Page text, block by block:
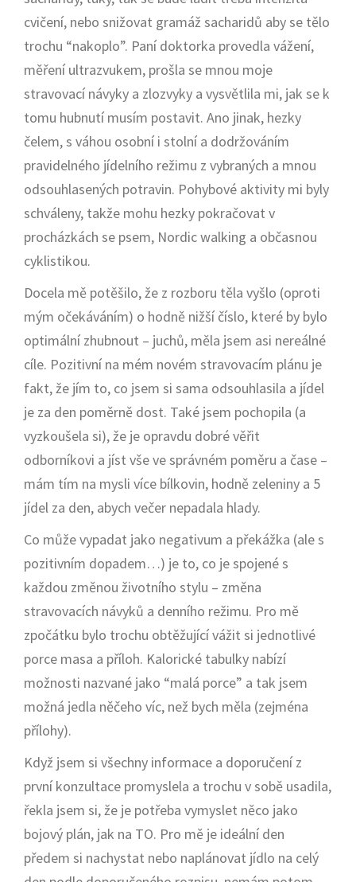
cvičení, nebo snižovat gramáž sacharidů aby se tělo
trochu “nakoplo”. Paní doktorka provedla vážení,
měření ultrazvukem, prošla se mnou moje
stravovací návyky a zlozvyky a vysvětlila mi, jak se k
tomu hubnutí musím postavit. Ano jinak, hezky
čelem, s váhou osobní i stolní a dodržováním
pravidelného jídelního režimu z vybraných a mnou
odsouhlasených potravin. Pohybové aktivity mi byly
schváleny, takže mohu hezky pokračovat v
procházkách se psem, Nordic walking a občasnou
cyklistikou.
Docela mě potěšilo, že z rozboru těla vyšlo (oproti
mým očekáváním) o hodně nižší číslo, které by bylo
optimální zhubnout – juchů, měla jsem asi nereálné
cíle. Pozitivní na mém novém stravovacím plánu je
fakt, že jím to, co jsem si sama odsouhlasila a jídel
je za den poměrně dost. Také jsem pochopila (a
vyzkoušela si), že je opravdu dobré věřit
odborníkovi a jíst vše ve správném poměru a čase –
mám tím na mysli více bílkovin, hodně zeleniny a 5
jídel za den, abych večer nepadala hlady.
Co může vypadat jako negativum a překážka (ale s
pozitivním dopadem…) je to, co je spojené s
každou změnou životního stylu – změna
stravovacích návyků a denního režimu. Pro mě
zpočátku bylo trochu obtěžující vážit si jednotlivé
porce masa a příloh. Kalorické tabulky nabízí
možnosti nazvané jako “malá porce” a tak jsem
možná jedla něčeho víc, než bych měla (zejména
přílohy).
Když jsem si všechny informace a doporučení z
první konzultace promyslela a trochu v sobě usadila,
řekla jsem si, že je potřeba vymyslet něco jako
bojový plán, jak na TO. Pro mě je ideální den
předem si nachystat nebo naplánovat jídlo na celý